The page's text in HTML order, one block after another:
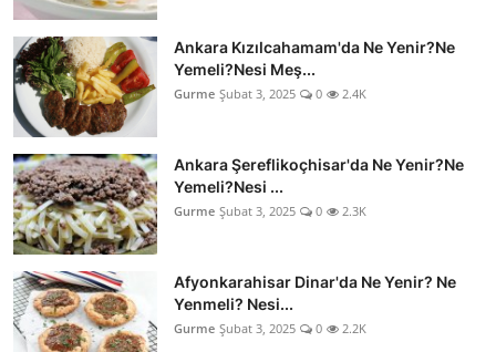
Ankara Kızılcahamam'da Ne Yenir?Ne
Yemeli?Nesi Meş...
Gurme Şubat 3, 2025 0 2.4K
Ankara Şereflikoçhisar'da Ne Yenir?Ne
Yemeli?Nesi ...
Gurme Şubat 3, 2025 0 2.3K
Afyonkarahisar Dinar'da Ne Yenir? Ne
Yenmeli? Nesi...
Gurme Şubat 3, 2025 0 2.2K